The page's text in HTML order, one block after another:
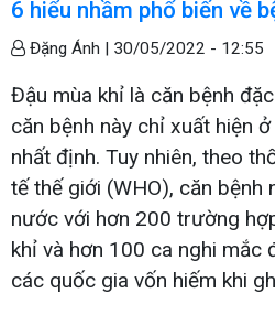
6 hiểu nhầm phổ biến về
Đặng Ánh | 30/05/2022 - 12:55
Đậu mùa khỉ là căn bệnh
căn bệnh này chỉ xuất hiện
nhất định. Tuy nhiên, theo
tế thế giới (WHO), căn bệnh
nước với hơn 200 trường
khỉ và hơn 100 ca nghi mắc
các quốc gia vốn hiếm khi